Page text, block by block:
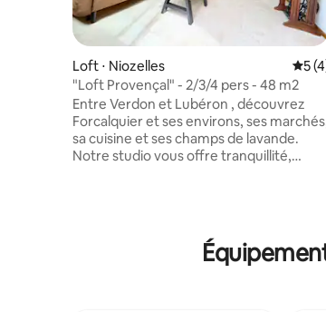
Loft ⋅ Niozelles
5
"Loft Provençal" - 2/3/4 pers - 48 m2
Entre Verdon et Lubéron , découvrez
Forcalquier et ses environs, ses
sa cuisine et ses champs de lavande.
Notre studio vous offre tranquillité,
laver et smart TV. Dehors, vous
profiterez de la terrasse ombragée, de